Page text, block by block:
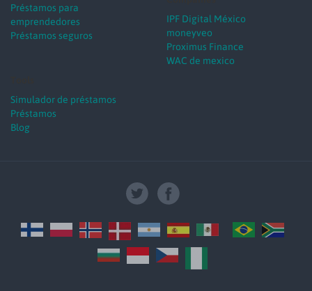
Préstamos para
emprendedores
Préstamos seguros
IPF Digital México
moneyveo
Proximus Finance
WAC de mexico
Simulador de préstamos
Préstamos
Blog